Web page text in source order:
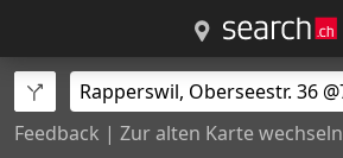
Feedback | Zur alten Karte wechseln